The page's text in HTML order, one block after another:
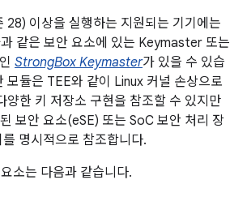
이상을 실행하는 지원되는 기기에는
같은 보안 요소에 있는 Keymaster 또는
StrongBox Keymaster가 있을 수 있습
모듈은 TEE와 같이 Linux 커널 손상으로
양한 키 저장소 구현을 참조할 수 있지만
보안 요소(eSE) 또는 SoC 보안 처리 장
명시적으로 참조합니다.
소는 다음과 같습니다.